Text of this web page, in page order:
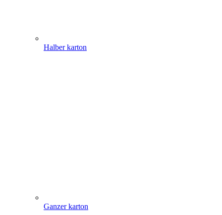
Halber karton
Ganzer karton